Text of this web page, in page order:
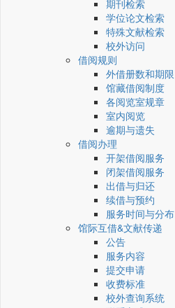
期刊检索
学位论文检索
特殊文献检索
校外访问
借阅规则
外借册数和期限
馆藏借阅制度
各阅览室规章
室内阅览
逾期与遗失
借阅办理
开架借阅服务
闭架借阅服务
出借与归还
续借与预约
服务时间与分布
馆际互借&文献传递
公告
服务内容
提交申请
收费标准
校外查询系统